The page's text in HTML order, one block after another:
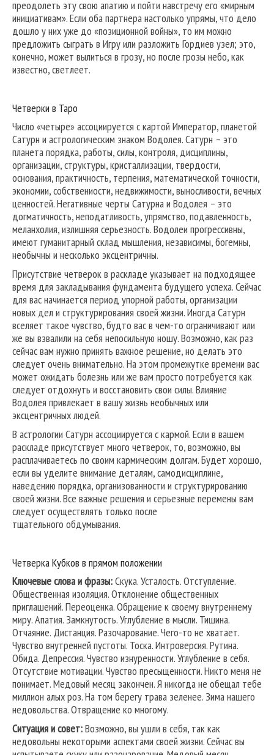
преодолеть эту свою апатию и пойти навстречу его «мирным
инициативам». Если оба партнера настолько упрямы, что дело
дошло у них уже до «позиционной войны», то им можно
предложить сыграть в Игру или разложить Гордиев узел; это,
конечно, может вылиться в грозу, но после грозы небо, как
известно, светлеет.
Четверки в Таро
Число «четыре» ассоциируется с картой Император, планетой
Сатурн и астрологическим знаком Водолея. Сатурн – это
планета порядка, работы, силы, контроля, дисциплины,
организации, структуры, кристаллизации, твердости,
основания, практичность, терпения, математической точности,
экономии, собствениости, недвижимости, выносливости, вечных
ценностей. Негативные черты Сатурна и Водолея – это
догматичность, неподатливость, упрямство, подавленность,
меланхолия, излишняя серьезность. Водолеи прогрессивны,
имеют гуманитарный склад мышления, независимы, богемны,
необычны и несколько эксцентричны.
Присутствие четверок в раскладе указывает на подходящее
время для закладывания фундамента будущего успеха. Сейчас
для вас начинается период упорной работы, организации
новых дел и структурирования своей жизни. Иногда Сатурн
вселяет такое чувство, будто вас в чем-то ограничивают или
же вы взвалили на себя непосильную ношу. Возможно, как раз
сейчас вам нужно принять важное решение, но делать это
следует очень внимательно. На этом промежутке времени вас
может ожидать болезнь или же вам просто потребуется как
следует отдохнуть и восстановить свои силы. Влияние
Водолея привлекает в вашу жизнь необычных или
эксцентричных людей.
В астрологии Сатурн ассоциируется с кармой. Если в вашем
раскладе присутствует много четверок, то, возможно, вы
расплачиваетесь по своим кармическим долгам. Будет хорошо,
если вы уделите внимание деталям, самодисциплине,
наведению порядка, организованности и структурированию
своей жизни. Все важные решения и серьезные перемены вам
следует осуществлять только после
тщательного обдумывания.
Четверка Кубков в прямом положении
Ключевые слова и фразы:Скука. Усталость. Отступление.
Общественная изоляция. Отклонение общественных
приглашений. Переоценка. Обращение к своему внутреннему
миру. Апатия. Замкнутость. Углубление в мысли. Тишина.
Отчаяние. Дистанция. Разочарование. Чего-то не хватает.
Чувство внутренней пустоты. Тоска. Интроверсия. Рутина.
Обида. Депрессия. Чувство изнуренности. Углубление в себя.
Отсутствие мотивации. Чувство пресыщенности. Никто меня не
понимает. Медовый месяц закончен. Я никогда не обещал тебе
миллион алых роз. На том берегу трава зеленее. Зима нашего
недовольства. Отвращение ко многому.
Ситуация и совет:Возможно, вы ушли в себя, так как
недовольны некоторыми аспектами своей жизни. Сейчас вы